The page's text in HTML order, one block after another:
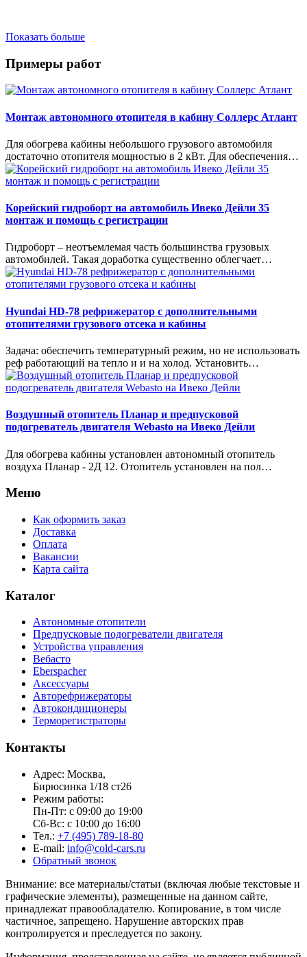
Показать больше
Примеры работ
Монтаж автономного отопителя в кабину Соллерс Атлант
Для обогрева кабины небольшого грузового автомобиля
достаточно отопителя мощностью в 2 кВт. Для обеспечения…
Корейский гидроборт на автомобиль Ивеко Дейли 35
монтаж и помощь с регистрации
Гидроборт – неотъемлемая часть большинства грузовых
автомобилей. Такая доработка существенно облегчает…
Hyundai HD-78 рефрижератор с дополнительными
отопителями грузового отсека и кабины
Задача: обеспечить температурный режим, но не использовать
реф работающий на тепло и и на холод. Установить…
Воздушный отопитель Планар и предпусковой
подогреватель двигателя Webasto на Ивеко Дейли
Для обогрева кабины установлен автономный отопитель
воздуха Планар - 2Д 12. Отопитель установлен на пол…
Меню
Как оформить заказ
Доставка
Оплата
Вакансии
Карта сайта
Каталог
Автономные отопители
Предпусковые подогреватели двигателя
Устройства управления
Вебасто
Eberspacher
Аксессуары
Авторефрижераторы
Автокондиционеры
Терморегистраторы
Контакты
Адрес: Москва,
Бирюсинка 1/18 ст26 ​
Режим работы:
Пн-Пт: с 09:00 до 19:00
Сб-Вс: с 10:00 до 16:00
Тел.: +7 (495) 789-18-80
E-mail: info@cold-cars.ru
Обратный звонок
Внимание: все материалы/статьи (включая любые текстовые и
графические элементы), размещенные на данном сайте,
принадлежат правообладателю. Копирование, в том числе
частичное, запрещено. Нарушение авторских прав
контролируется и преследуется по закону.